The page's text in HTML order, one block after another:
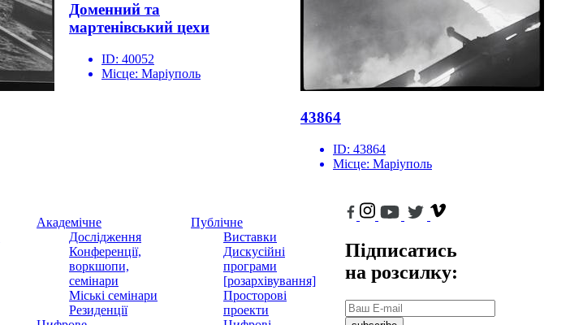
Доменний та
мартенівський цехи
ID: 40052
Місце: Маріуполь
43864
ID: 43864
Місце: Маріуполь
Академічне
Дослідження
Конференції,
воркшопи,
семінари
Міські семінари
Резиденції
Публічне
Виставки
Дискусійні
програми
[розархівування]
Просторові
проекти
Підписатись
на розсилку: